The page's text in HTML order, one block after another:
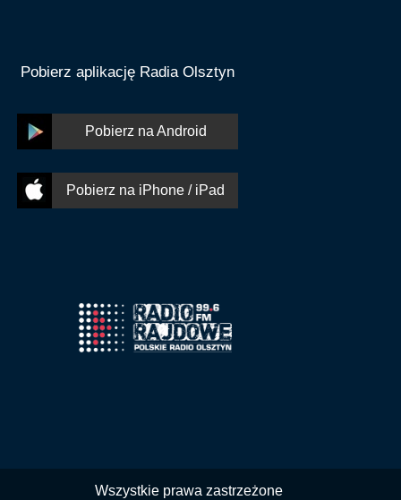
Pobierz aplikację Radia Olsztyn
Pobierz na Android
Pobierz na iPhone / iPad
Wszystkie prawa zastrzeżone